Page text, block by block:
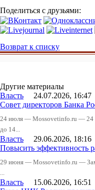
Поделиться с друзьями:
Возврат к списку
Другие материалы
Власть 24.07.2026, 16:47
Совет директоров Банка
24 июля — Mossovetinfo.ru — 24
до 14...
Власть 29.06.2026, 18:16
Повысить эффективность
29 июня — Mossovetinfo.ru —
...
Власть 15.06.2026, 16:51